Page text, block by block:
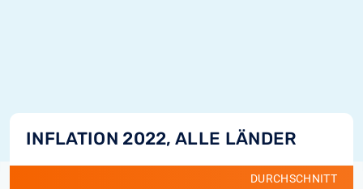
INFLATION 2022, ALLE LÄNDER
DURCHSCHNITT